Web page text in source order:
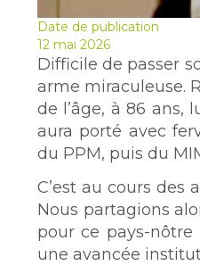
Date de publication
12 mai 2026
Difficile de passer
arme miraculeuse.
de l’âge, à 86
aura porté avec
du PPM, puis du
C’est au cours des
Nous partagions
pour ce pays-
une avancée